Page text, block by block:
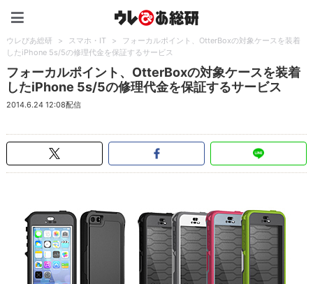
ウレぴあ総研 > スマホ・IT >
フォーカルポイント、OtterBoxの対象ケースを装着
したiPhone 5s/5の修理代金を保証するサービス
フォーカルポイント、OtterBoxの対象ケースを装着
したiPhone 5s/5の修理代金を保証するサービス
2014.6.24 12:08配信